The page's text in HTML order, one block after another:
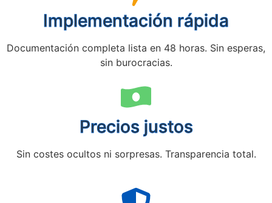
Implementación rápida
Documentación completa lista en 48 horas. Sin esperas,
sin burocracias.
Precios justos
Sin costes ocultos ni sorpresas. Transparencia total.